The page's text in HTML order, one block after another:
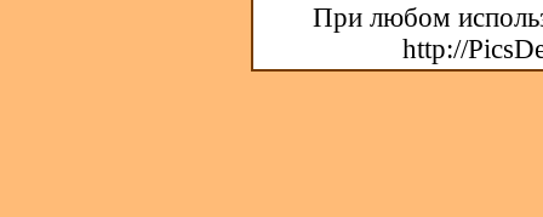
При любом
http://